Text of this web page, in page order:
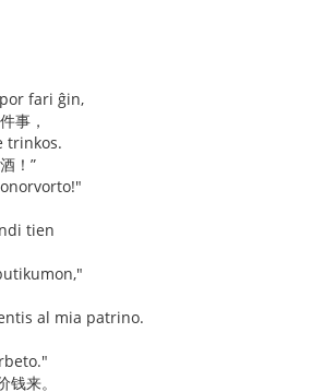
fari ĝin,
事，
trinkos.
！”
tien
al mia patrino.
来。